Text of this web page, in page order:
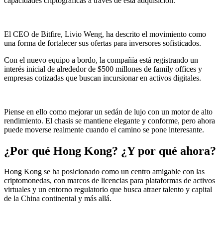
El CEO de Bitfire, Livio Weng, ha descrito el movimiento como
una forma de fortalecer sus ofertas para inversores sofisticados.
Con el nuevo equipo a bordo, la compañía está registrando un
interés inicial de alrededor de $500 millones de family offices y
empresas cotizadas que buscan incursionar en activos digitales.
Piense en ello como mejorar un sedán de lujo con un motor de alto
rendimiento. El chasis se mantiene elegante y conforme, pero ahora
puede moverse realmente cuando el camino se pone interesante.
¿Por qué Hong Kong? ¿Y por qué ahora?
Hong Kong se ha posicionado como un centro amigable con las
criptomonedas, con marcos de licencias para plataformas de activos
virtuales y un entorno regulatorio que busca atraer talento y capital
de la China continental y más allá.